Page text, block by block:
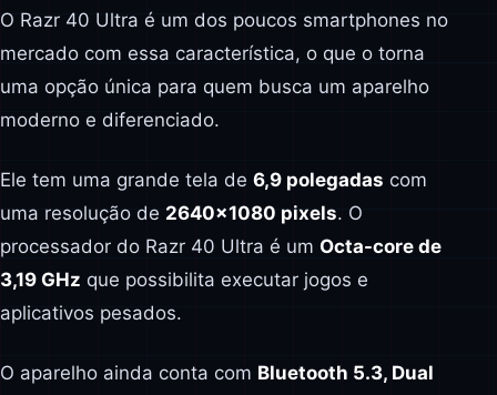
O Razr 40 Ultra é um dos poucos smartphones no
mercado com essa característica, o que o torna
uma opção única para quem busca um aparelho
moderno e diferenciado.
Ele tem uma grande tela de 6,9 polegadas com
uma resolução de 2640×1080 pixels. O
processador do Razr 40 Ultra é um Octa-core de
3,19 GHz que possibilita executar jogos e
aplicativos pesados.
O aparelho ainda conta com Bluetooth 5.3, Dual